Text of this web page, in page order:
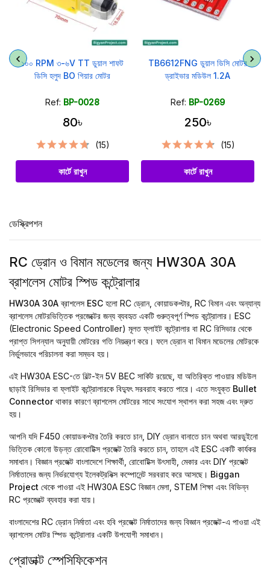
১০০ RPM ৩-৬V TT ডুয়াল শাফট
ডিসি হলুদ BO গিয়ার মোটর
Ref: BP-0028
80৳
(15)
কার্টে রাখুন
TB6612FNG ডুয়াল ডিসি মোটর
ড্রাইভার মডিউল 1.2A
Ref: BP-0269
250৳
(15)
কার্টে রাখুন
ডেস্ক্রিপশন
RC ড্রোন ও বিমান মডেলের জন্য HW30A 30A
ব্রাশলেস মোটর স্পিড কন্ট্রোলার
HW30A 30A ব্রাশলেস ESC হলো RC ড্রোন, কোয়াডকপ্টার, RC বিমান এবং অন্যান্য
ব্রাশলেস মোটরভিত্তিক প্রজেক্টের জন্য ব্যবহৃত একটি গুরুত্বপূর্ণ স্পিড কন্ট্রোলার। ESC
(Electronic Speed Controller) মূলত ফ্লাইট কন্ট্রোলার বা RC রিসিভার থেকে
প্রাপ্ত সিগন্যাল অনুযায়ী মোটরের গতি নিয়ন্ত্রণ করে। ফলে ড্রোন বা বিমান মডেলের মোটরকে
নির্ভুলভাবে পরিচালনা করা সম্ভব হয়।
এই HW30A ESC-তে বিল্ট-ইন 5V BEC সার্কিট রয়েছে, যা অতিরিক্ত পাওয়ার মডিউল
ছাড়াই রিসিভার বা ফ্লাইট কন্ট্রোলারকে বিদ্যুৎ সরবরাহ করতে পারে। এতে সংযুক্ত Bullet
Connectorথাকার কারণে ব্রাশলেস মোটরের সাথে সংযোগ স্থাপন করা সহজ এবং দ্রুত
হয়।
আপনি যদি F450 কোয়াডকপ্টার তৈরি করতে চান, DIY ড্রোন বানাতে চান অথবা আরডুইনো
ভিত্তিক কোনো উড়ন্ত রোবোটিক্স প্রজেক্ট তৈরি করতে চান, তাহলে এই ESC একটি কার্যকর
সমাধান। বিজ্ঞান প্রজেক্ট বাংলাদেশে শিক্ষার্থী, রোবোটিক্স উৎসাহী, মেকার এবং DIY প্রজেক্ট
নির্মাতাদের জন্য নির্ভরযোগ্য ইলেকট্রনিক্স কম্পোনেন্ট সরবরাহ করে আসছে। Biggan
Project থেকে পাওয়া এই HW30A ESC বিজ্ঞান মেলা, STEM শিক্ষা এবং বিভিন্ন
RC প্রজেক্টে ব্যবহার করা যায়।
বাংলাদেশের RC ড্রোন নির্মাতা এবং হবি প্রজেক্ট নির্মাতাদের জন্য বিজ্ঞান প্রজেক্ট-এ পাওয়া এই
ব্রাশলেস মোটর স্পিড কন্ট্রোলার একটি উপযোগী সমাধান।
প্রোডাক্ট স্পেসিফিকেশন